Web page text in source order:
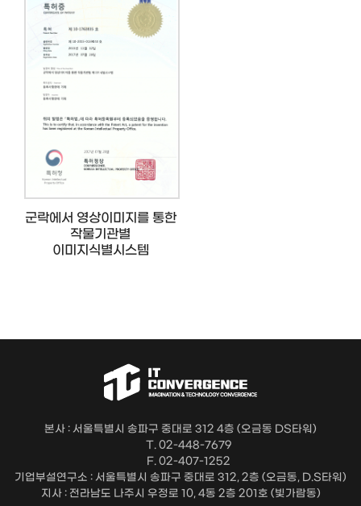
군락에서 영상이미지를 통한
작물기관별
이미지식별시스템
본사 : 서울특별시 송파구 중대로 312 4층 (오금동 DS타워)
T. 02-448-7679
F. 02-407-1252
기업부설연구소 : 서울특별시 송파구 중대로 312, 2층 (오금동, D.S타워)
지사 : 전라남도 나주시 우정로 10, 4동 2층 201호 (빛가람동)